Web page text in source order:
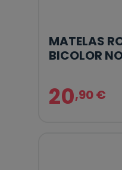
MATELAS
BICOLOR
20,90 €